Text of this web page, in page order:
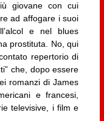
giovane con cui
ad affogare i suoi
e nel blues
prostituta. No, qui
repertorio di
che, dopo essere
romanzi di James
e francesi,
televisive, i film e